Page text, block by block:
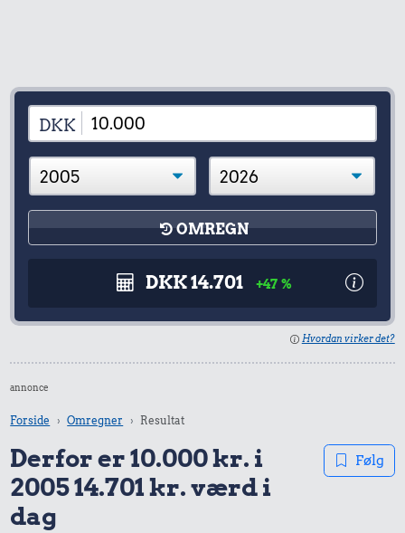
DKK
OMREGN
DKK 14.701 +47 %
Hvordan virker det?
annonce
Forside Omregner Resultat
Derfor er 10.000 kr. i
2005 14.701 kr. værd i
dag
Følg